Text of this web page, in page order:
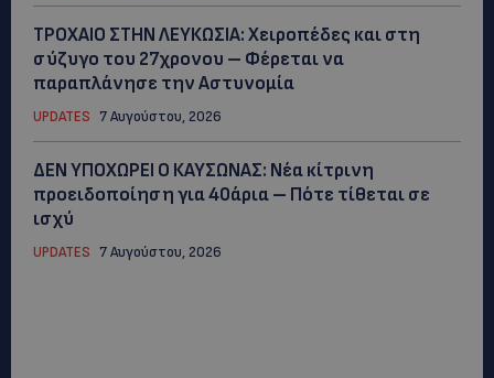
ΤΡΟΧΑΙΟ ΣΤΗΝ ΛΕΥΚΩΣΙΑ: Χειροπέδες και στη
σύζυγο του 27χρονου – Φέρεται να
παραπλάνησε την Αστυνομία
UPDATES 7 Αυγούστου, 2026
ΔΕΝ ΥΠΟΧΩΡΕΙ Ο ΚΑΥΣΩΝΑΣ: Νέα κίτρινη
προειδοποίηση για 40άρια – Πότε τίθεται σε
ισχύ
UPDATES 7 Αυγούστου, 2026